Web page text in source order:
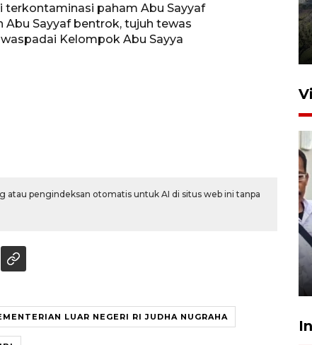
terkontaminasi paham Abu Sayyaf
Abu Sayyaf bentrok, tujuh tewas
Kelompok Abu Sayya
pengindeksan otomatis untuk AI di situs web ini tanpa
LUAR NEGERI RI JUDHA NUGRAHA
Penyusutan debit air Sungai
Batang Tembesi di Jambi
3 Agustus 2026 10:57